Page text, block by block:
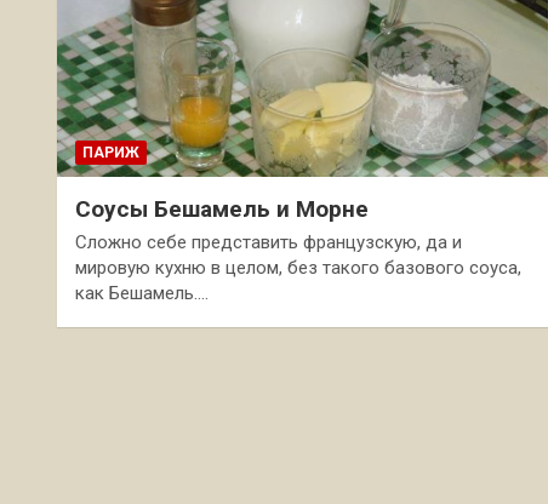
ПАРИЖ
Соусы Бешамель и Морне
Сложно себе представить французскую, да и
мировую кухню в целом, без такого базового соуса,
как Бешамель.…